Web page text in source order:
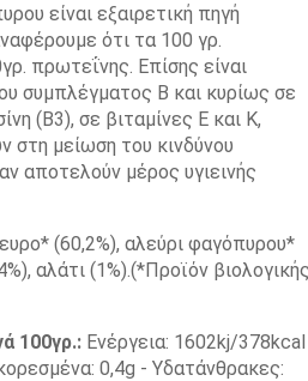
είναι εξαιρετική πηγή
ότι τα 100 γρ.
πρωτεΐνης. Επίσης είναι
συμπλέγματος Β και κυρίως σε
(Β3), σε βιταμίνες Ε και Κ,
στη μείωση του κινδύνου
αποτελούν μέρος υγιεινής
(60,2%), αλεύρι φαγόπυρου*
αλάτι (1%).(*Προϊόν
100γρ.: Ενέργεια: 1602kj/
0,4g - Υδατάνθρακες: